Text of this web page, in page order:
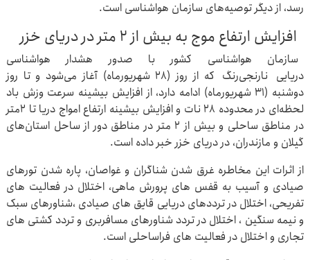
رسد، از دیگر توصیه‌های سازمان هواشناسی است.
افزایش ارتفاع موج به بیش از ۲ متر در دریای خزر
سازمان هواشناسی کشور با صدور هشدار هواشناسی
دریایی نارنجی‌رنگ که از روز (۲۸ شهریورماه) آغاز می‌شود و تا روز
دوشنبه (۳۱ شهریورماه) ادامه دارد، از افزایش بیشینه سرعت وزش باد
لحظه‌ای در محدوده ۲۸ نات و افزایش بیشینه ارتفاع امواج دریا تا ۲متر
در مناطق ساحلی و بیش از ۲ متر در مناطق دور از ساحل استان‌های
گیلان و مازندران، در دریای خزر خبر داده است.
از اثرات این مخاطره غرق شدن شناگران و غواصان، پاره شدن تورهای
صیادی و آسیب به قفس های پرورش ماهی، اختلال در فعالیت های
تفریحی، اختلال در ترددهای دریایی قایق های صیادی ،شناورهای سبک
و نیمه سنگین ، اختلال در تردد شناورهای مسافربری و تردد کشتی های
تجاری و اختلال در فعالیت های فراساحلی است.